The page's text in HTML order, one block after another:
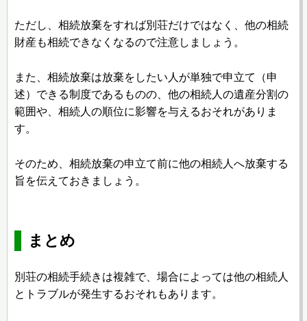
ただし、相続放棄をすれば別荘だけではなく、他の相続
財産も相続できなくなるので注意しましょう。
また、相続放棄は放棄をしたい人が単独で申立て（申
述）できる制度であるものの、他の相続人の遺産分割の
範囲や、相続人の順位に影響を与えるおそれがありま
す。
そのため、相続放棄の申立て前に他の相続人へ放棄する
旨を伝えておきましょう。
まとめ
別荘の相続手続きは複雑で、場合によっては他の相続人
とトラブルが発生するおそれもあります。